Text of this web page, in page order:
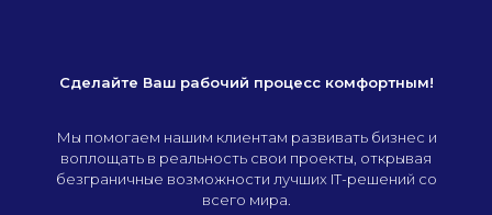
Сделайте Ваш рабочий процесс комфортным!
Мы помогаем нашим клиентам развивать бизнес и
воплощать в реальность свои проекты, открывая
безграничные возможности лучших IT-решений со
всего мира.